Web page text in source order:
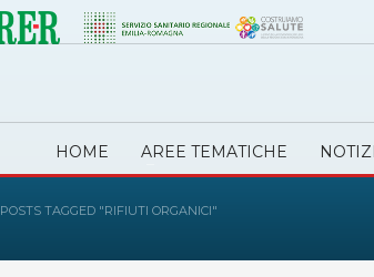
HOME AREE TEMATICHE
POSTS TAGGED "RIFIUTI ORGANICI"